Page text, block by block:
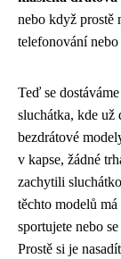
nebo když prostě
telefonování
Teď se
sluchátka, kde už
bezdrátové
v kapse, žádné
zachytili
těchto modelů
sportujete nebo
Prostě si je